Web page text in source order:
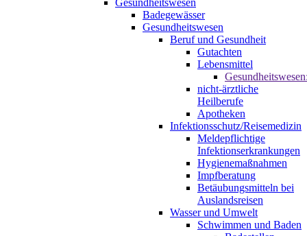
Gesundheitswesen
Badegewässer
Gesundheitswesen
Beruf und Gesundheit
Gutachten
Lebensmittel
nicht-ärztliche
Heilberufe
Apotheken
Infektionsschutz/Reisemedizin
Meldepflichtige
Infektionserkrankungen
Hygienemaßnahmen
Impfberatung
Betäubungsmitteln bei
Auslandsreisen
Wasser und Umwelt
Schwimmen und Baden